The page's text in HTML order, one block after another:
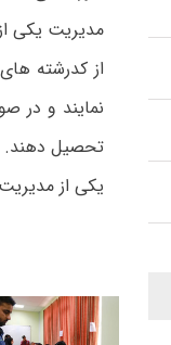
نمایند و در
تحصیل دهند.
یکی از